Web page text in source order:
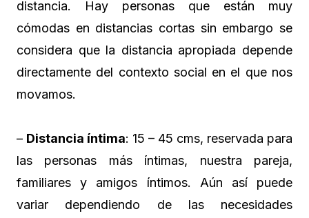
distancia. Hay personas que están muy
cómodas en distancias cortas sin embargo se
considera que la distancia apropiada depende
directamente del contexto social en el que nos
movamos.
– Distancia íntima: 15 – 45 cms, reservada para
las personas más íntimas, nuestra pareja,
familiares y amigos íntimos. Aún así puede
variar dependiendo de las necesidades